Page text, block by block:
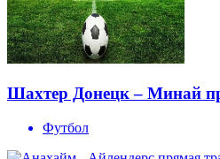
Шахтер Донецк – Минай
Футбол